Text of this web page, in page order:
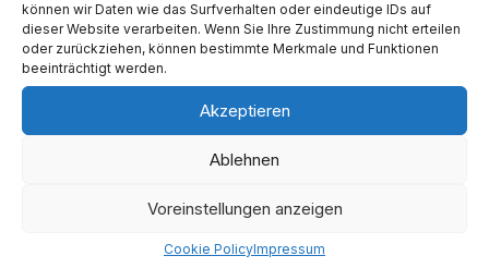
können wir Daten wie das Surfverhalten oder eindeutige IDs auf
dieser Website verarbeiten. Wenn Sie Ihre Zustimmung nicht erteilen
oder zurückziehen, können bestimmte Merkmale und Funktionen
beeinträchtigt werden.
Akzeptieren
Ablehnen
Voreinstellungen anzeigen
Cookie PolicyImpressum
Vorherige
Gemeindezeitung Ostern 2025